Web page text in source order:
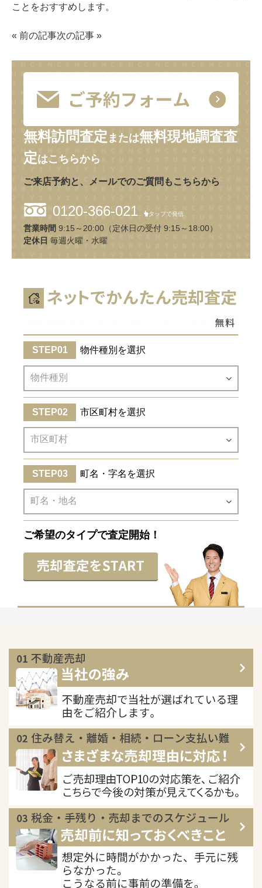
ことをおすすめします。
« 前の記事次の記事 »
無料訪問査定 または無料現地調査査
定はこちらから
ご来店予約と、メールでのご質問もこちらから
0120-366-021 タップで発信
営業時間 9:15～20:00（定休日の受付 9:15～18:00）
定休日 毎週火曜・水曜
物件種別を選択
市区町村を選択
町名・字名を選択
ご希望のタイプで査定開始！